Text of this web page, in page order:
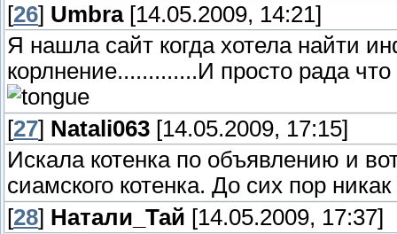
[26] Umbra[14.05.2009, 14:21]
Я нашла сайт когда хотела найти
корлнение.............И просто рада
[27] Natali063 [14.05.2009, 17:15]
Искала котенка по объявлению и
сиамского котенка. До сих пор
[28] Натали_Тай [14.05.2009, 17:37]